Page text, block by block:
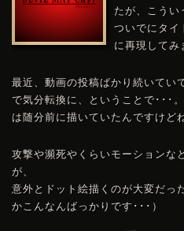
たが、こうい
ついでにタ
に再現してみ
最近、動画の投稿ばかり続いてい
で気分転換に、ということで･･･
は随分前に描いていたんですけど
攻撃や瀕死やくらいモーションな
が、
意外とドット絵描くのが大変だっ
かこんなんばっかりです･･･）